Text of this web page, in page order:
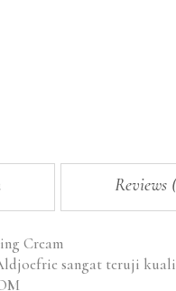
Reviews
Cream
sangat teruji